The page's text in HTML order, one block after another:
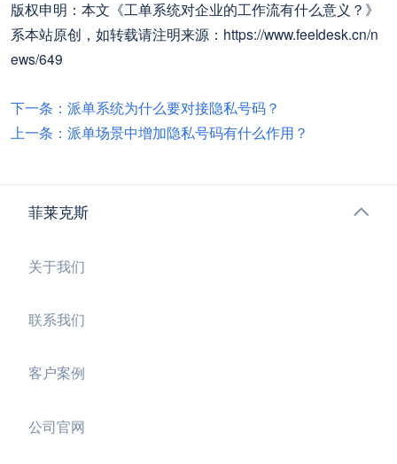
版权申明：本文《工单系统对企业的工作流有什么意义？》
系本站原创，如转载请注明来源：https://www.feeldesk.cn/n
ews/649
下一条：派单系统为什么要对接隐私号码？
上一条：派单场景中增加隐私号码有什么作用？
菲莱克斯
关于我们
联系我们
客户案例
公司官网